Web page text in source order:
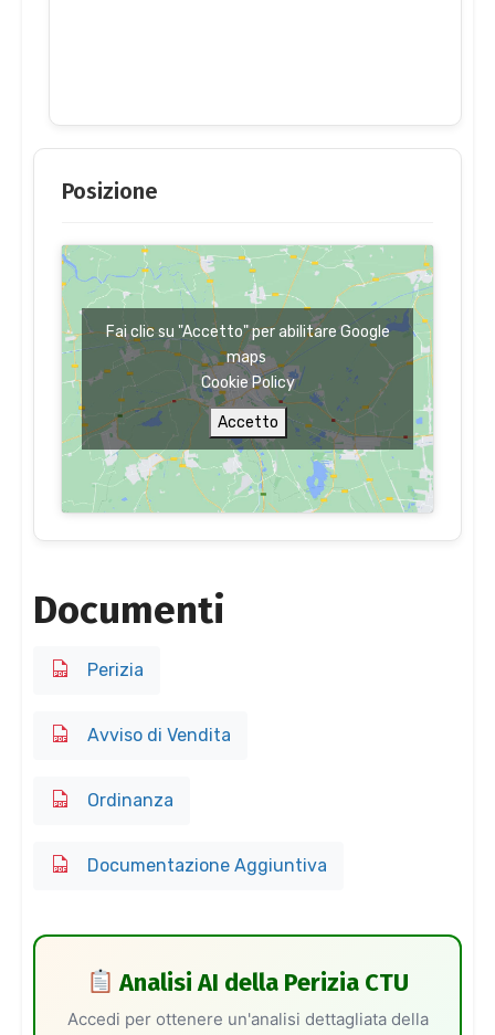
Posizione
Fai clic su "Accetto" per abilitare Google
maps
Cookie Policy
Accetto
Documenti
Perizia
Avviso di Vendita
Ordinanza
Documentazione Aggiuntiva
Analisi AI della Perizia CTU
Accedi per ottenere un'analisi dettagliata della